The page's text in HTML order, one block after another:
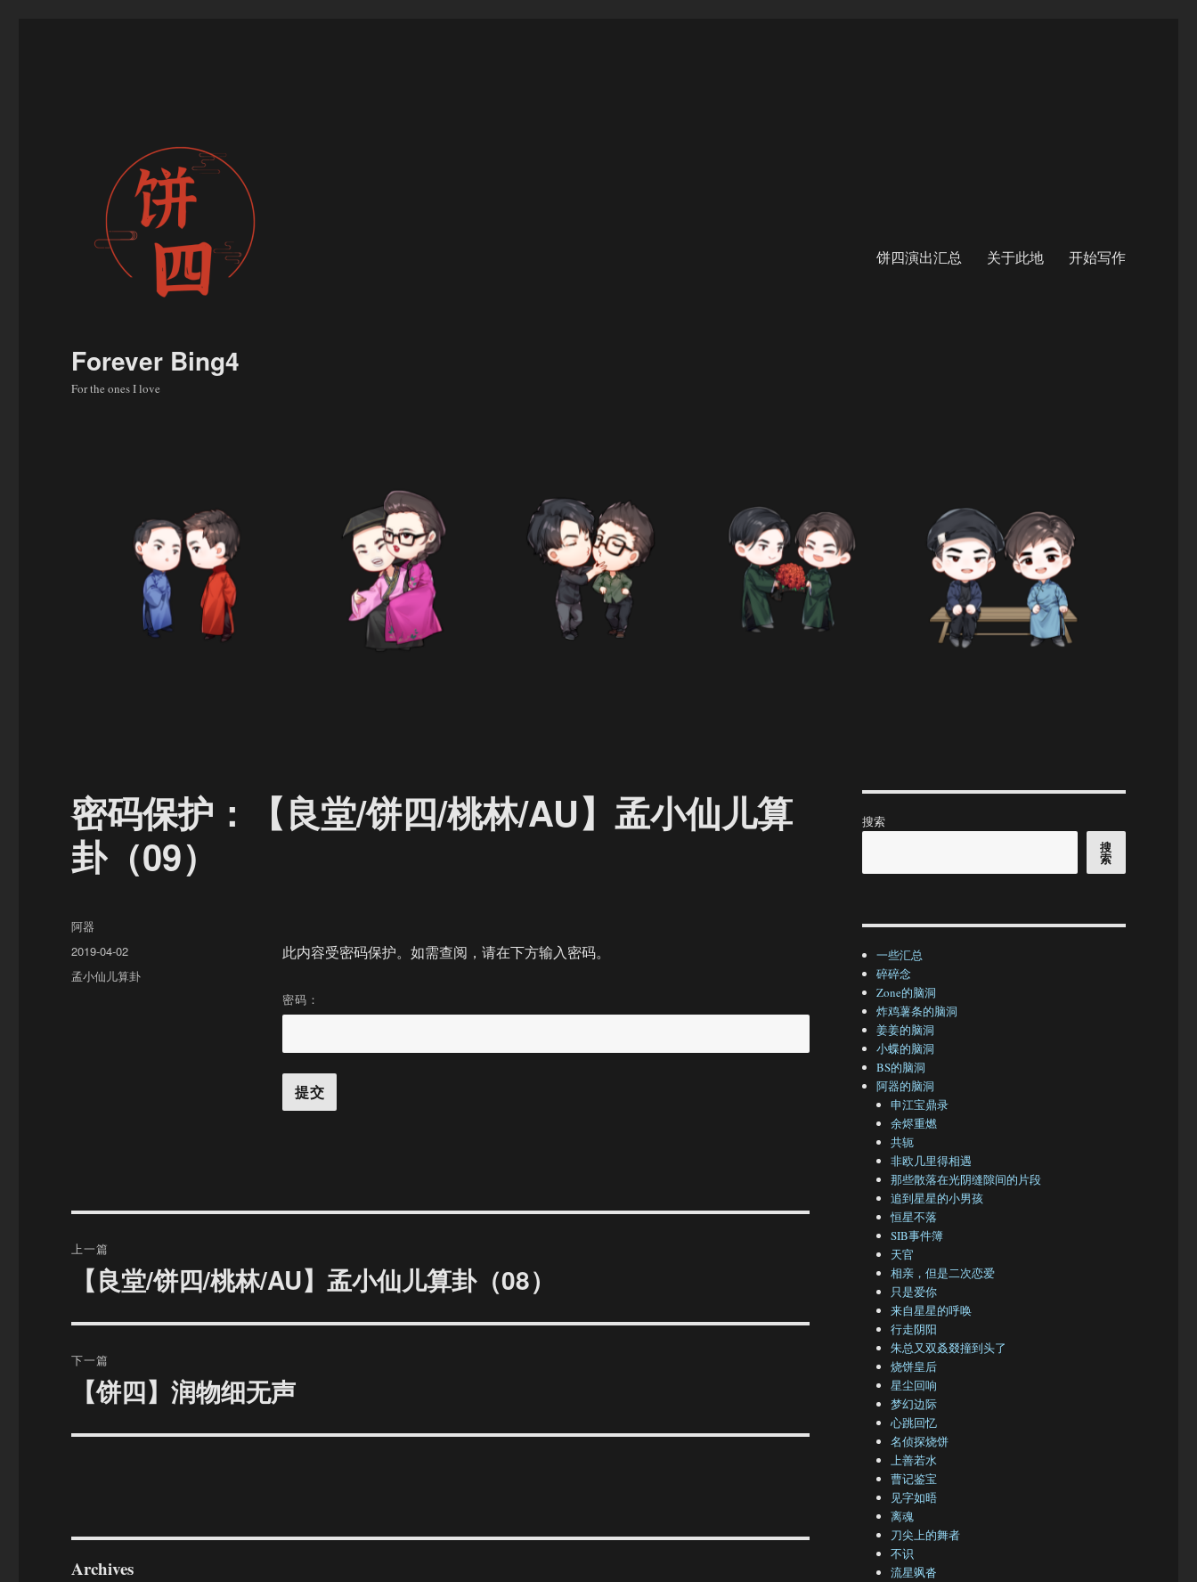
Forever Bing4
For the ones I love
饼四演出汇总 关于此地 开始写作
密码保护：【良堂/饼四/桃林/AU】孟小仙儿算
卦（09）
此内容受密码保护。如需查阅，请在下方输入密码。
密码：
作
者
阿器
发
布
2019-04-02
分
孟小仙儿算卦
章
上一篇
文
【良堂/饼四/桃林/AU】孟小仙儿算卦（08）
下一篇
文
【饼四】润物细无声
Archives
搜索
搜
索
一些汇总
碎碎念
Zone的脑洞
炸鸡薯条的脑洞
姜姜的脑洞
小蝶的脑洞
BS的脑洞
阿器的脑洞
申江宝鼎录
余烬重燃
共轭
非欧几里得相遇
那些散落在光阴缝隙间的片段
追到星星的小男孩
恒星不落
SIB事件簿
天官
相亲，但是二次恋爱
只是爱你
来自星星的呼唤
行走阴阳
朱总又双叒叕撞到头了
烧饼皇后
星尘回响
梦幻边际
心跳回忆
名侦探烧饼
上善若水
曹记鉴宝
见字如晤
离魂
刀尖上的舞者
不识
流星飒沓